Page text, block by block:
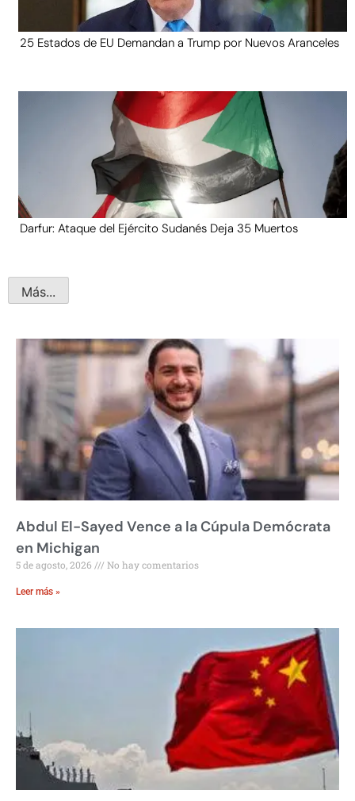
25 Estados de EU Demandan a Trump por Nuevos Aranceles
Darfur: Ataque del Ejército Sudanés Deja 35 Muertos
Más...
Abdul El-Sayed Vence a la Cúpula Demócrata
en Michigan
5 de agosto, 2026 No hay comentarios
Leer más »